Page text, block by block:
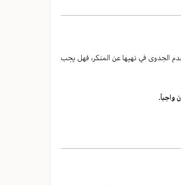
الجدوى في نهيها عن المنكر، فهل يجب
واجباً.